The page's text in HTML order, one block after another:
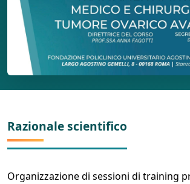
Razionale scientifico
Organizzazione di sessioni di training